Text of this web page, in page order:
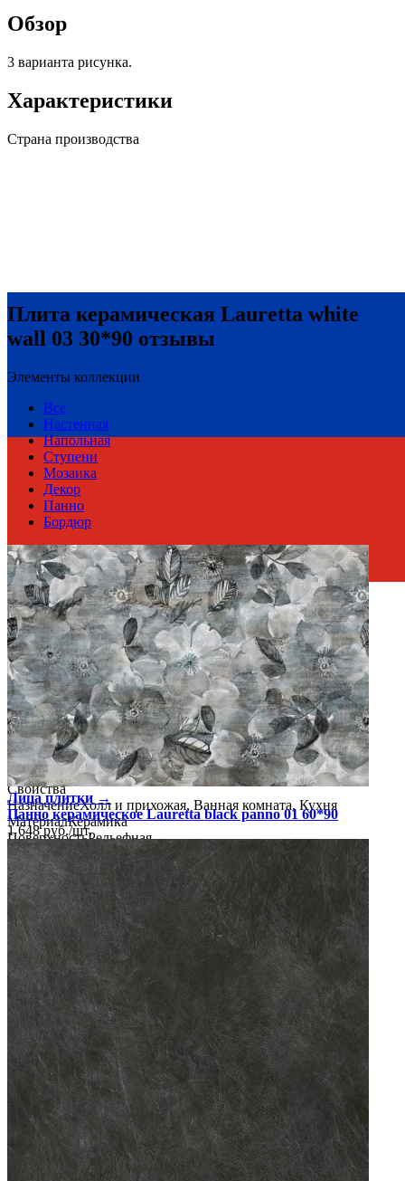
Обзор
3 варианта рисунка.
Характеристики
Страна производства
Россия
ПроизводительGracia Ceramica
КоллекцияGracia Ceramica LAURETTA
Тип плиткиНастенная
Размеры
Размеры30х90 см
Толщина10 мм
Ширина30 см
Длина90 см
Площадь в упаковке1.35 кв. м.
Вес 1 упаковки24.24 кг
Количество в коробке, шт.5
Свойства
НазначениеХолл и прихожая, Ванная комната, Кухня
МатериалКерамика
ПоверхностьРельефная
ЦветБелый
Имитация поверхности Имитация кожи
Плита керамическая Lauretta white
wall 03 30*90 отзывы
Элементы коллекции
Все
Настенная
Напольная
Ступени
Мозаика
Декор
Панно
Бордюр
Лица плитки →
Панно керамическое Lauretta black panno 01 60*90
1 648 руб./шт.